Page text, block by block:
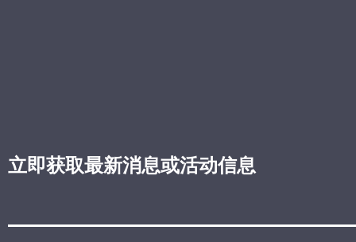
立即获取最新消息或活动信息